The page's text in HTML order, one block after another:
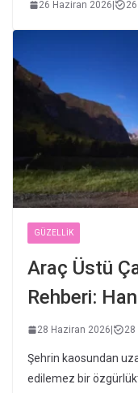
26 Haziran 2026
GÜZELLIK
Araç Üstü
Rehberi:
28 Haziran 2026| 28
Şehrin kaosundan
edilemez bir